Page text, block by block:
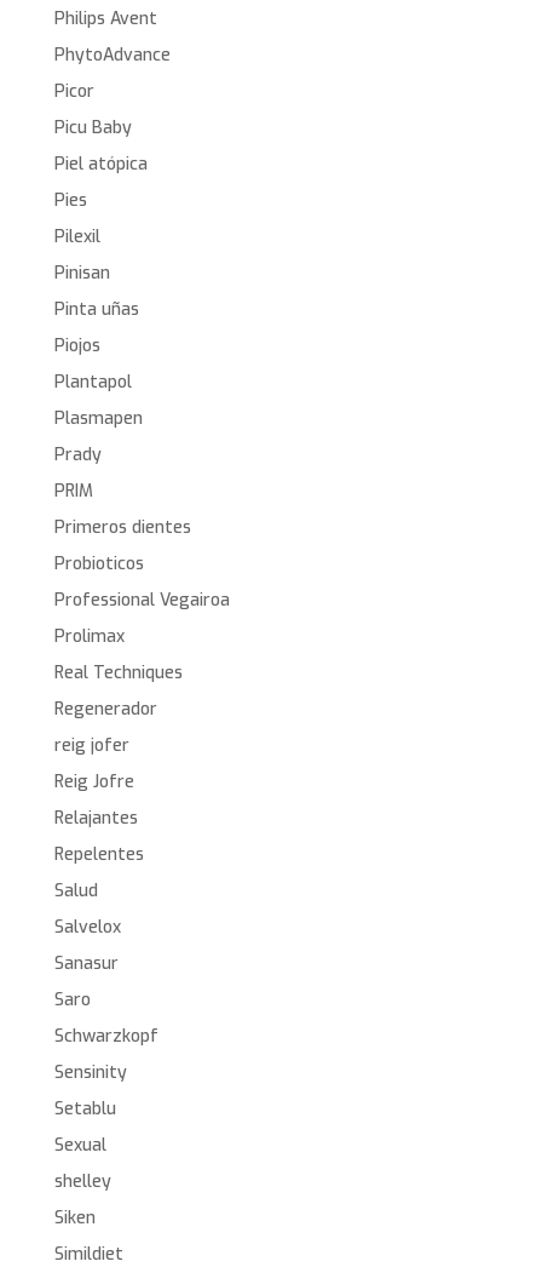
Philips Avent
PhytoAdvance
Picor
Picu Baby
Piel atópica
Pies
Pilexil
Pinisan
Pinta uñas
Piojos
Plantapol
Plasmapen
Prady
PRIM
Primeros dientes
Probioticos
Professional Vegairoa
Prolimax
Real Techniques
Regenerador
reig jofer
Reig Jofre
Relajantes
Repelentes
Salud
Salvelox
Sanasur
Saro
Schwarzkopf
Sensinity
Setablu
Sexual
shelley
Siken
Simildiet